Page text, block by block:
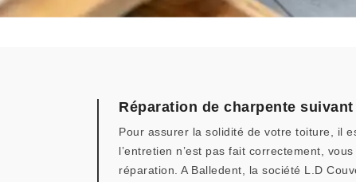
Réparation de charpente
Pour assurer la solidité de votre toiture, il
l’entretien n’est pas fait correctement,
réparation. A Balledent, la société L.D